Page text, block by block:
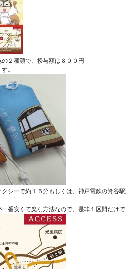
２種類で、授与額は８００円
。
シーで約１５分もしくは、神戸電鉄の箕谷
番安くて楽な方法なので、是非１区間だけ